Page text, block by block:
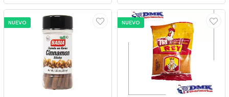
NUEVO NUEVO